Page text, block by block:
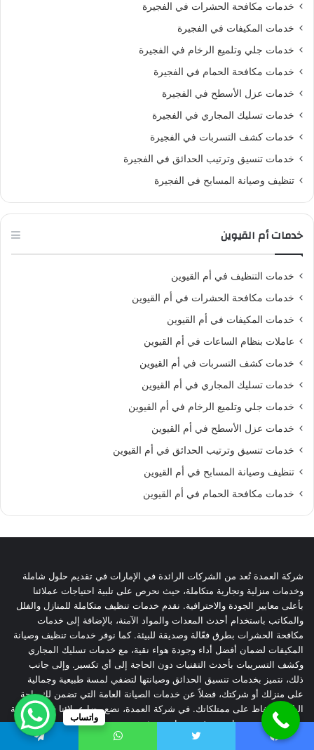
خدمات مكافحة الحشرات في الفجيرة
خدمات المكيفات في الفجيرة
خدمات جلي وتلميع الرخام في الفجيرة
خدمات مكافحة الحمام في الفجيرة
خدمات عزل الأسطح في الفجيرة
خدمات تسليك المجاري في الفجيرة
خدمات كشف التسربات في الفجيرة
خدمات تنسيق وترتيب الحدائق في الفجيرة
تنظيف وصيانة المسابح في الفجيرة
خدمات أم القيوين
خدمات التنظيف في أم القيوين
خدمات مكافحة الحشرات في أم القيوين
خدمات المكيفات في أم القيوين
عاملات بنظام الساعات في أم القيوين
خدمات كشف التسربات في أم القيوين
خدمات تسليك المجاري في أم القيوين
خدمات جلي وتلميع الرخام في أم القيوين
خدمات عزل الأسطح في أم القيوين
خدمات تنسيق وترتيب الحدائق في أم القيوين
تنظيف وصيانة المسابح في أم القيوين
خدمات مكافحة الحمام في أم القيوين
شركة العمدة تُعد من الشركات الرائدة في الإمارات في تقديم حلول شاملة
وخدمات منزلية وتجارية متكاملة، حيث نحرص على تلبية احتياجات عملائنا
بأعلى معايير الجودة والاحترافية. نقدم خدمات تنظيف متكاملة للمنازل والفلل
والمكاتب باستخدام أحدث المعدات والمواد الآمنة، بالإضافة إلى خدمات
مكافحة الحشرات بطرق فعّالة وصديقة للبيئة. كما نوفر خدمات تنظيف وصيانة
المكيفات لضمان أفضل أداء وجودة هواء نقية، مع خدمات تسليك المجاري
وكشف التسريبات بأحدث التقنيات دون الحاجة إلى أي تكسير. وإلى جانب
ذلك، نتميز بخدمات تنسيق الحدائق وصيانتها لتضفي لمسة طبيعية وجمالية
على منزلك أو شركتك، فضلاً عن خدمات الصيانة العامة التي تضمن لك راحة
البال والحفاظ على ممتلكاتك. في شركة العمدة، نضع رضا عملائنا في المقدمة
من خلال فريق عمل محترف وتقنيات حديثة تضمن تقديم الخدمة بسرعة
وكفاءة عالية.
واتساب